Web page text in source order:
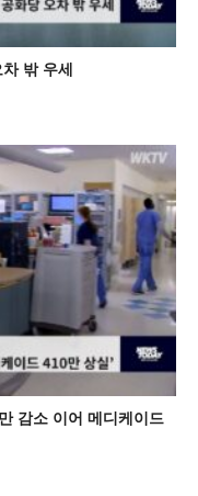
밖 우세
감소 이어 메디케이드